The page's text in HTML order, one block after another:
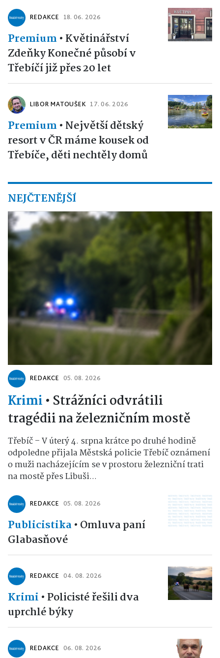
REDAKCE 18. 06. 2026
Premium • Květinářství
Zdeňky Konečné působí v
Třebíčí již přes 20 let
LIBOR MATOUŠEK 17. 06. 2026
Premium • Největší dětský
resort v ČR máme kousek od
Třebíče, děti nechtěly domů
NEJČTENĚJŠÍ
REDAKCE 05. 08. 2026
Krimi • Strážníci odvrátili
tragédii na železničním mostě
Třebíč – V úterý 4. srpna krátce po druhé hodině
odpoledne přijala Městská policie Třebíč oznámení
o muži nacházejícím se v prostoru železniční trati
na mostě přes Libuši...
REDAKCE 05. 08. 2026
Publicistika• Omluva paní
Glabasňové
REDAKCE 04. 08. 2026
Krimi • Policisté řešili dva
uprchlé býky
REDAKCE 06. 08. 2026